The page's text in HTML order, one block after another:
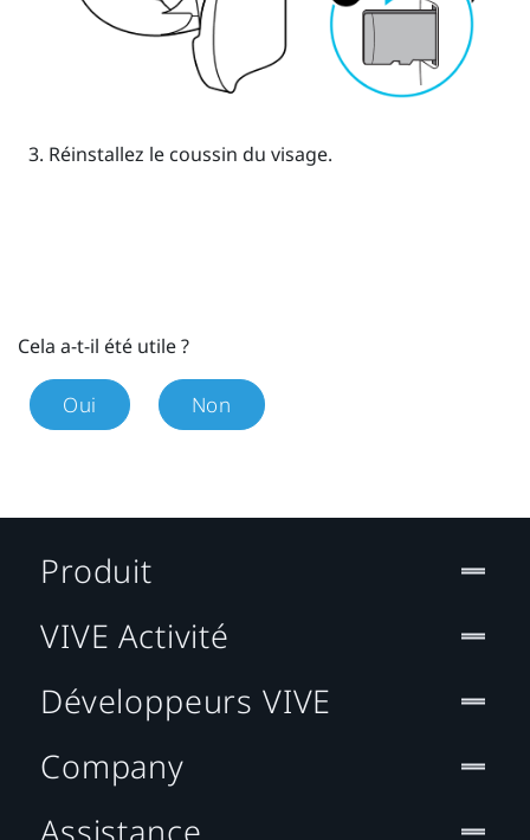
Réinstallez le coussin du visage.
Cela a-t-il été utile ?
Oui Non
Produit
VIVE Activité
Développeurs VIVE
Company